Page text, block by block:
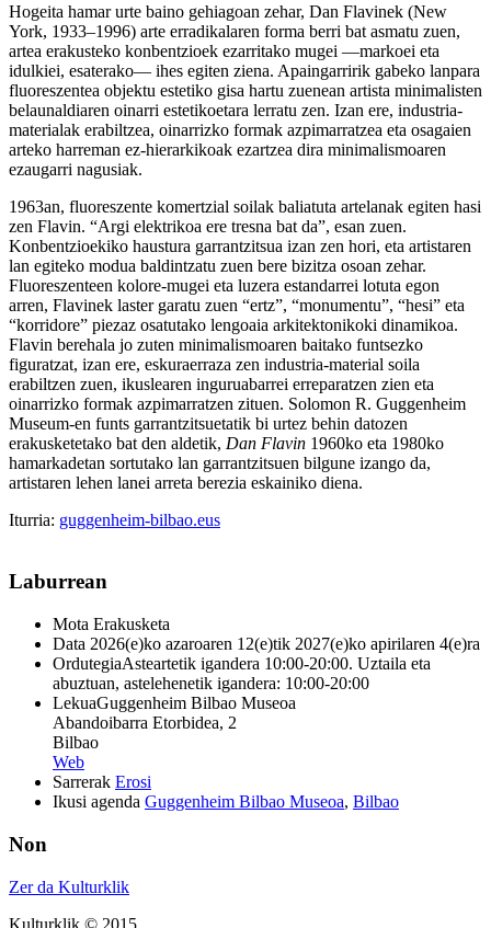
Hogeita hamar urte baino gehiagoan zehar, Dan Flavinek (New
York, 1933–1996) arte erradikalaren forma berri bat asmatu zuen,
artea erakusteko konbentzioek ezarritako mugei —markoei eta
idulkiei, esaterako— ihes egiten ziena. Apaingarririk gabeko lanpara
fluoreszentea objektu estetiko gisa hartu zuenean artista minimalisten
belaunaldiaren oinarri estetikoetara lerratu zen. Izan ere, industria-
materialak erabiltzea, oinarrizko formak azpimarratzea eta osagaien
arteko harreman ez-hierarkikoak ezartzea dira minimalismoaren
ezaugarri nagusiak.
1963an, fluoreszente komertzial soilak baliatuta artelanak egiten hasi
zen Flavin. “Argi elektrikoa ere tresna bat da”, esan zuen.
Konbentzioekiko haustura garrantzitsua izan zen hori, eta artistaren
lan egiteko modua baldintzatu zuen bere bizitza osoan zehar.
Fluoreszenteen kolore-mugei eta luzera estandarrei lotuta egon
arren, Flavinek laster garatu zuen “ertz”, “monumentu”, “hesi” eta
“korridore” piezaz osatutako lengoaia arkitektonikoki dinamikoa.
Flavin berehala jo zuten minimalismoaren baitako funtsezko
figuratzat, izan ere, eskuraerraza zen industria-material soila
erabiltzen zuen, ikuslearen inguruabarrei erreparatzen zien eta
oinarrizko formak azpimarratzen zituen. Solomon R. Guggenheim
Museum-en funts garrantzitsuetatik bi urtez behin datozen
erakusketetako bat den aldetik, Dan Flavin 1960ko eta 1980ko
hamarkadetan sortutako lan garrantzitsuen bilgune izango da,
artistaren lehen lanei arreta berezia eskainiko diena.
Iturria: guggenheim-bilbao.eus
Laburrean
Mota Erakusketa
Data 2026(e)ko azaroaren 12(e)tik 2027(e)ko apirilaren 4(e)ra
OrdutegiaAsteartetik igandera 10:00-20:00. Uztaila eta
abuztuan, astelehenetik igandera: 10:00-20:00
LekuaGuggenheim Bilbao Museoa
Abandoibarra Etorbidea, 2
Bilbao
Web
Sarrerak Erosi
Ikusi agenda Guggenheim Bilbao Museoa, Bilbao
Non
Zer da Kulturklik
Kulturklik © 2015